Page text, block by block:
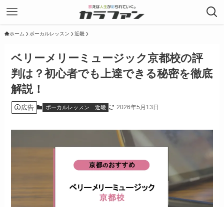
ホーム ボーカルレッスン 近畿
ベリーメリーミュージック京都校の評
判は？初心者でも上達できる秘密を徹底
解説！
広告 ボーカルレッスン 近畿 2026年5月13日